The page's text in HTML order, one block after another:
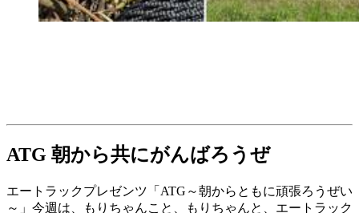
ATG 朝から共にがんばろうぜ
エートラックプレゼンツ「ATG～朝からともに頑張ろうぜい
～」今週は、もりちゃんこと、もりちゃんと、エートラック